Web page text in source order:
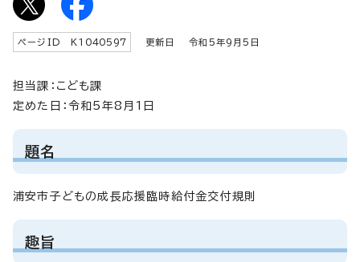
ページID K 1040597 更新日 令和5年9月5日
担当課：こども課
定めた日：令和5年8月1日
題名
浦安市子どもの成長応援臨時給付金交付規則
趣旨